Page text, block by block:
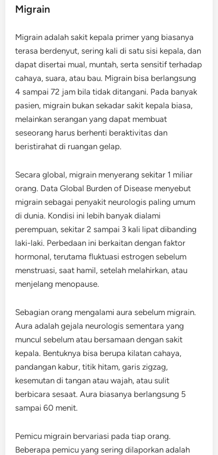
Migrain
Migrain adalah sakit kepala primer yang biasanya
terasa berdenyut, sering kali di satu sisi kepala, dan
dapat disertai mual, muntah, serta sensitif terhadap
cahaya, suara, atau bau. Migrain bisa berlangsung
4 sampai 72 jam bila tidak ditangani. Pada banyak
pasien, migrain bukan sekadar sakit kepala biasa,
melainkan serangan yang dapat membuat
seseorang harus berhenti beraktivitas dan
beristirahat di ruangan gelap.
Secara global, migrain menyerang sekitar 1 miliar
orang. Data Global Burden of Disease menyebut
migrain sebagai penyakit neurologis paling umum
di dunia. Kondisi ini lebih banyak dialami
perempuan, sekitar 2 sampai 3 kali lipat dibanding
laki-laki. Perbedaan ini berkaitan dengan faktor
hormonal, terutama fluktuasi estrogen sebelum
menstruasi, saat hamil, setelah melahirkan, atau
menjelang menopause.
Sebagian orang mengalami aura sebelum migrain.
Aura adalah gejala neurologis sementara yang
muncul sebelum atau bersamaan dengan sakit
kepala. Bentuknya bisa berupa kilatan cahaya,
pandangan kabur, titik hitam, garis zigzag,
kesemutan di tangan atau wajah, atau sulit
berbicara sesaat. Aura biasanya berlangsung 5
sampai 60 menit.
Pemicu migrain bervariasi pada tiap orang.
Beberapa pemicu yang sering dilaporkan adalah